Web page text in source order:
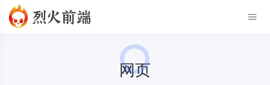
网页